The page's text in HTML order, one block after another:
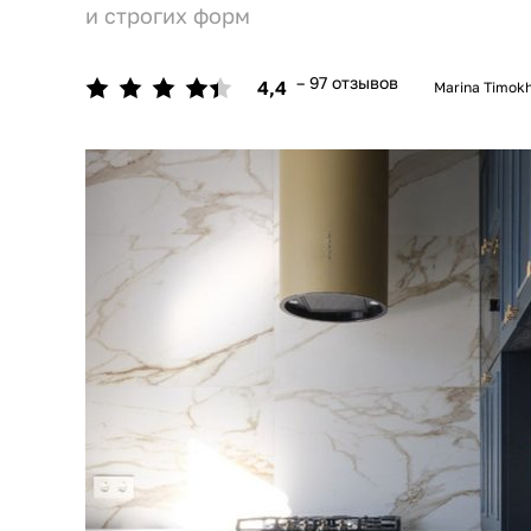
и строгих форм
4,4 – 97 отзывов Marina